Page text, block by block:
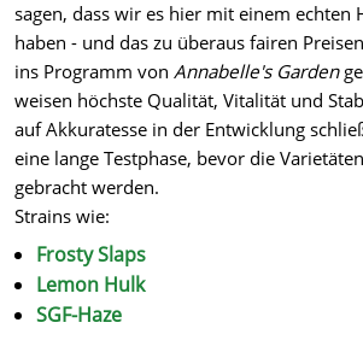
sagen, dass wir es hier mit einem echten
haben - und das zu überaus fairen
ins Programm von Annabelle's Garden
weisen höchste Qualität, Vitalität und
auf Akkuratesse in der Entwicklung
eine lange Testphase, bevor die
gebracht werden.
Strains wie:
Frosty Slaps
Lemon Hulk
SGF-Haze